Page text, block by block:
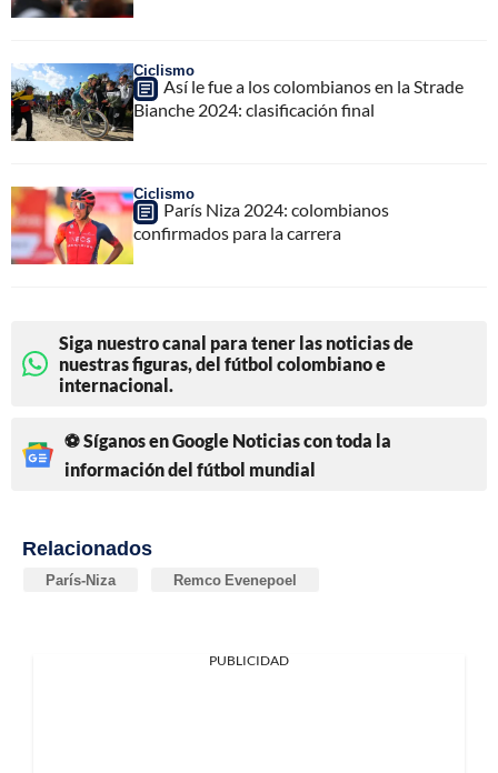
Ciclismo
Así le fue a los colombianos en la Strade
Bianche 2024: clasificación final
Ciclismo
París Niza 2024: colombianos
confirmados para la carrera
Siga nuestro canal para tener las noticias de
nuestras figuras, del fútbol colombiano e
internacional.
⚽ Síganos en Google Noticias con toda la
información del fútbol mundial
Relacionados
París-Niza Remco Evenepoel
PUBLICIDAD